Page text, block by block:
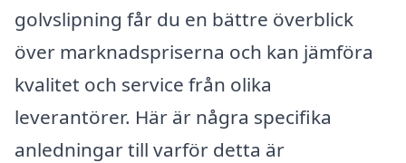
golvslipning får du en bättre överblick
över marknadspriserna och kan jämföra
kvalitet och service från olika
leverantörer. Här är några specifika
anledningar till varför detta är